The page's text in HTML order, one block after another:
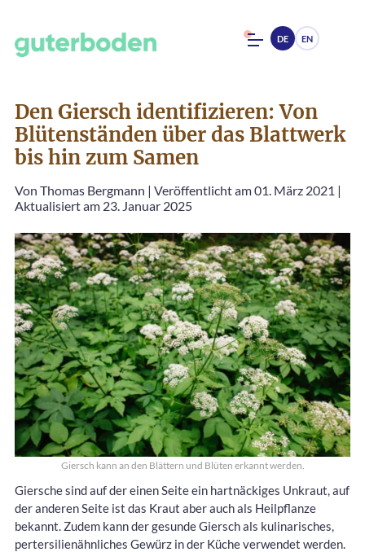
DE EN
Den Giersch identifizieren: Von
Blütenständen über das Blattwerk
bis hin zum Samen
Von Thomas Bergmann | Veröffentlicht am 01. März 2021 |
Aktualisiert am 23. Januar 2025
Giersch kann an den Blättern und Blüten erkannt werden.
Giersche sind auf der einen Seite ein hartnäckiges Unkraut, auf
der anderen Seite ist das Kraut aber auch als Heilpflanze
bekannt. Zudem kann der gesunde Giersch als kulinarisches,
pertersilienähnliches Gewürz in der Küche verwendet werden.